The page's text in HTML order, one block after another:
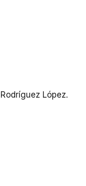
López.